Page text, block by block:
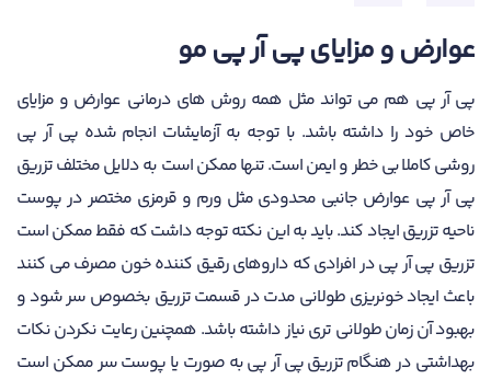
عوارض و مزایای پی آر پی مو
پی آر پی هم می تواند مثل همه روش های درمانی عوارض و مزایای
خاص خود را داشته باشد. با توجه به آزمایشات انجام شده پی آر پی
روشی کاملا بی خطر و ایمن است. تنها ممکن است به دلایل مختلف تزریق
پی آر پی عوارض جانبی محدودی مثل ورم و قرمزی مختصر در پوست
ناحیه تزریق ایجاد کند. باید به این نکته توجه داشت که فقط ممکن است
تزریق پی آر پی در افرادی که داروهای رقیق کننده خون مصرف می کنند
باعث ایجاد خونریزی طولانی مدت در قسمت تزریق بخصوص سر شود و
بهبود آن زمان طولانی تری نیاز داشته باشد. همچنین رعایت نکردن نکات
بهداشتی در هنگام تزریق پی آر پی به صورت یا پوست سر ممکن است